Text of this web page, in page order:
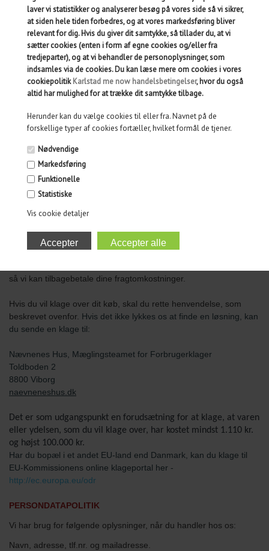
laver vi statistikker og analyserer besøg på vores side så vi sikrer,
at siden hele tiden forbedres, og at vores markedsføring bliver
relevant for dig. Hvis du giver dit samtykke, så tillader du, at vi
sætter cookies (enten i form af egne cookies og/eller fra
tredjeparter), og at vi behandler de personoplysninger, som
indsamles via de cookies. Du kan læse mere om cookies i vores
cookiepolitikKarlstad me now handelsbetingelser, hvor du også
altid har mulighed for at trække dit samtykke tilbage.
Herunder kan du vælge cookies til eller fra. Navnet på de
forskellige typer af cookies fortæller, hvilket formål de tjener.
Nødvendige
Markedsføring
Funktionelle
Statistiske
Vis cookie detaljer
manglen. Du skal reklamere indenfor ”rimelig tid” efter, at du har
opdaget manglen ved varen. Reklamerer du inden to måneder,
anses reklamationen altid for værende rettidig.
Reklamationsretten betyder at du enten kan få varen repareret,
ombyttet, pengene tilbage eller afslag i prisen, afhængig af den
konkrete situation og varer. Dette betinger selvfølgelig at
reklamationen er berettiget. Er reklamationen berettiget
Ønsker du at reklamere over et produkt kan du sende produktet
Karlstad me now
Vestergade 34A
4600 Køge
Sammen med produktet skal du vedlægge kopi af faktura samt
telefon nr. og mailadresse. Bemærk! Vi modtager ikke pakker
så vi kan tilbagebetale dine fragtomkostninger.
Hvis du vil klage over dit køb, skal du rette henvendelse, som
beskrevet ovenfor. Hvis det ikke lykkes os at finde en løsning, kan
du sende en klage til:
Nævnenes Hus, Mæglingsteamet for Forbrugerklager
Toldboden 2
8800 Viborg
naevneneshus.dk
Det er som udgangspunkt en forudsætning for at klage, at varen
eller ydelsen, som du vil klage over, har kostet mindst 1.110 kr.
og højst 100.000 kr.
Har du bopæl i et andet EU-land end Danmark, kan du klage til
EU-Kommissionens online klageportal her -
http://ec.europa.eu/odr
PERSONDATAPOLITIK
Vi har brug for følgende oplysninger, når du handler hos os:
Navn, adresse, tlf.nr. og mailadresse.